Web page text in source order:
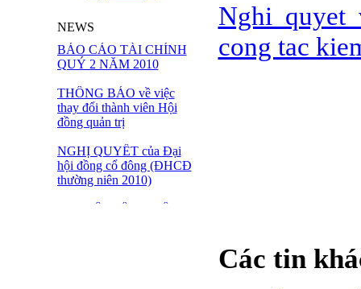
NEWS
BÁO CÁO TÀI CHÍNH
QUÝ 2 NĂM 2010
THÔNG BÁO về việc
thay đổi thành viên Hội
đồng quản trị
NGHỊ QUYẾT của Đại
hội đồng cổ đông (ĐHCĐ
thường niên 2010)
Nghi quyet
cong tac
Các tin